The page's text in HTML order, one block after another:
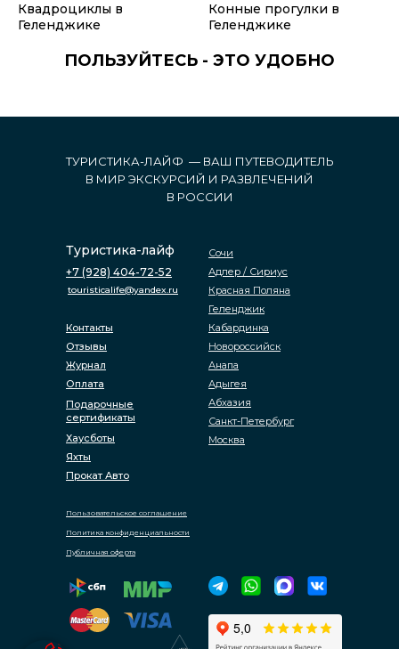
Квадроциклы в
Геленджике
Конные прогулки в
Геленджике
ПОЛЬЗУЙТЕСЬ - ЭТО УДОБНО
ТУРИСТИКА-ЛАЙФ — ВАШ ПУТЕВОДИТЕЛЬ
В МИР ЭКСКУРСИЙ И РАЗВЛЕЧЕНИЙ
В РОССИИ
Туристика-лайф
Контакты
Отзывы
Анапа
Абхазия
Адыгея
Адлер / Сириус
Сочи
Геленджик
Кабардинка
Журнал
+7 (928) 404-72-52
touristicalife@yandex.ru
Пользовательское соглашение
Политика конфиденциальности
Оплата
Красная Поляна
Публичная оферта
Новороссийск
Подарочные
сертификаты
Москва
Санкт-Петербург
Хаусботы
Яхты
Прокат Авто